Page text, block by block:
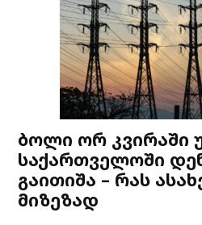
ბოლი ორ კვირაში
საქართველოში
გაითიშა – რას
მიზეზად